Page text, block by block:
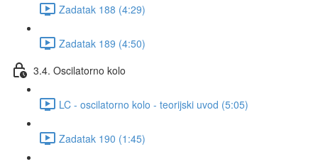
Zadatak 188 (4:29)
Zadatak 189 (4:50)
3.4. Oscilatorno kolo
LC - oscilatorno kolo - teorijski uvod (5:05)
Zadatak 190 (1:45)